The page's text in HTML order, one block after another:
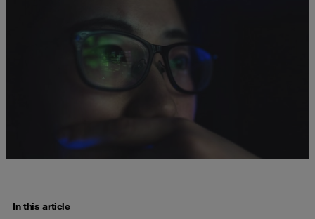
In this article